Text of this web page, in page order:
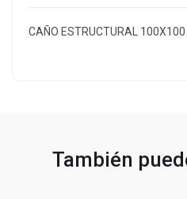
CAÑO ESTRUCTURAL
También